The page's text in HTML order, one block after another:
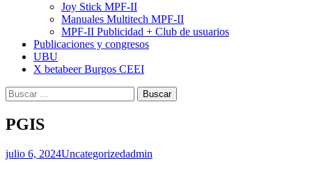
Joy Stick MPF-II
Manuales Multitech MPF-II
MPF-II Publicidad + Club de usuarios
Publicaciones y congresos
UBU
X betabeer Burgos CEEI
Buscar:
PGIS
julio 6, 2024Uncategorizedadmin